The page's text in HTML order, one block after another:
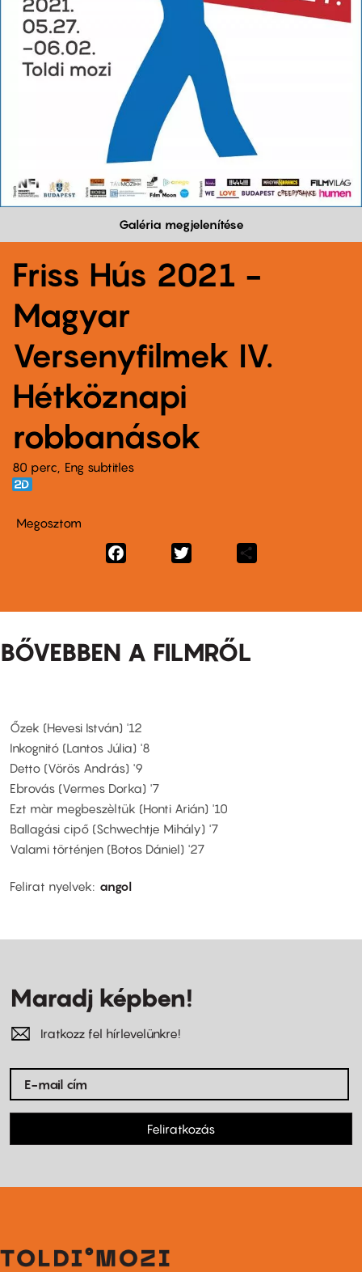
Galéria megjelenítése
Friss Hús 2021 -
Magyar
Versenyfilmek IV.
Hétköznapi
robbanások
80 perc, Eng subtitles
Megosztom
Facebook
BŐVEBBEN A FILMRŐL
Őzek (Hevesi István) '12
Inkognitó (Lantos Júlia) '8
Detto (Vörös András) '9
Ebrovás (Vermes Dorka) '7
Ezt màr megbeszèltük (Honti Arián) '10
Ballagási cipő (Schwechtje Mihály) '7
Valami történjen (Botos Dániel) '27
Felirat nyelvek angol
Maradj képben!
Iratkozz fel hírlevelünkre!
Feliratkozás